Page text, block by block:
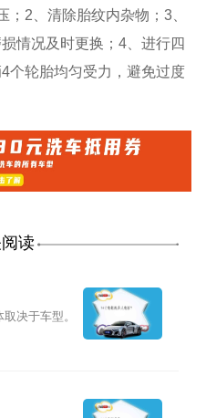
2、清除胎纹内杂物；3、
情况及时更换；4、进行四
个轮胎均匀受力，避免过度
读
决于车型。